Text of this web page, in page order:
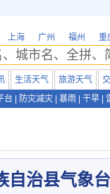
上海 广州 福州 重
生活天气 旅游天气
台 防灾减灾 暴雨 干旱
自治县气象